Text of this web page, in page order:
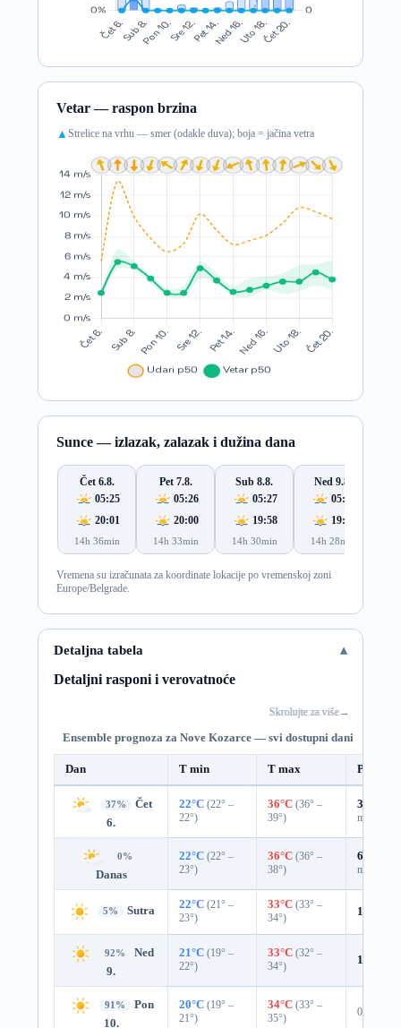
Vetar — raspon brzina
▲ Strelice na vrhu — smer (odakle duva); boja = jačina vetra
Sunce — izlazak, zalazak i dužina dana
Čet 6.8.
05:25
20:01
14h 36min
Pet 7.8.
05:26
20:00
14h 33min
Sub 8.8.
05:27
19:58
14h 30min
Ned 9.8.
05:29
19:57
14h 28min
Vremena su izračunata za koordinate lokacije po vremenskoj zoni
Europe/Belgrade.
Detaljna tabela
Detaljni rasponi i verovatnoće
Skrolujte za više→
Ensemble prognoza za Nove Kozarce — svi dostupni dani
Dan T min T max
37%
Čet
6.
22°C (22° –
22°)
36°C (36° –
39°)
30%
mm)
0%
Danas
22°C (22° –
23°)
36°C (36° –
38°)
64%
mm)
5% Sutra 22°C (21° –
23°)
33°C (33° –
34°)
10%
92%
Ned
9.
21°C (19° –
22°)
33°C (32° –
34°)
1%
91%
Pon
10.
20°C (19° –
21°)
34°C (33° –
35°)
0%